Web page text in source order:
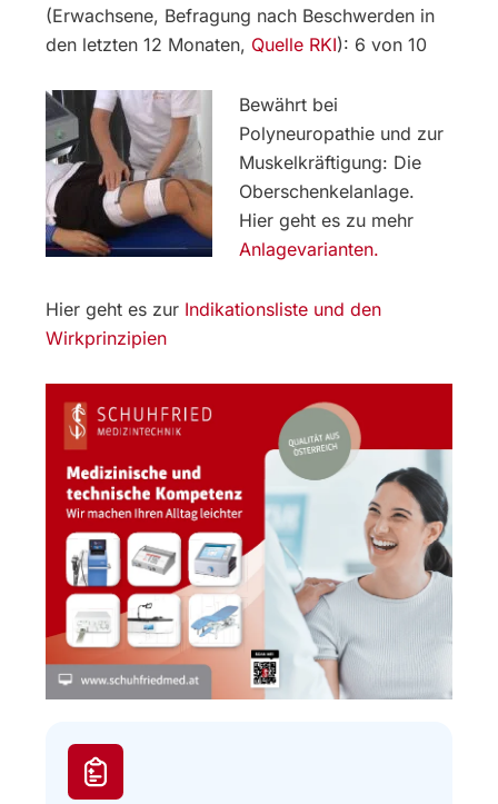
(Erwachsene, Befragung nach Beschwerden in
den letzten 12 Monaten, Quelle RKI): 6 von 10
Bewährt bei
Polyneuropathie und zur
Muskelkräftigung: Die
Oberschenkelanlage.
Hier geht es zu mehr
Anlagevarianten.
Hier geht es zur Indikationsliste und den
Wirkprinzipien